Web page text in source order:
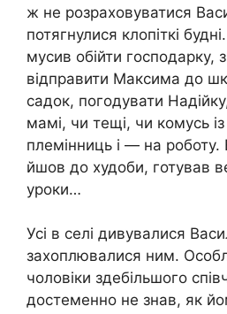
ж не розраховуватися
потягнулися клопіткі
мусив обійти господарку,
відправити Максима до
садок, погодувати
мамі, чи тещі, чи комусь
племінниць і — на роботу.
йшов до худоби, готував
уроки…
Усі в селі дивувалися
захоплювалися ним.
чоловіки здебільшого
достеменно не знав, як